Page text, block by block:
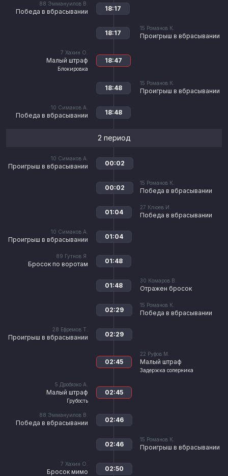
88 Эммануилов В.
Победа в вбрасывании 18:17
15 Романов К.
Проигрыш в вбрасывании
18:17
7 Хахин О.
Малый штраф
Блокировка
18:47
15 Романов К.
Проигрыш в вбрасывании
18:48
10 Симаков А.
Победа в вбрасывании 18:48
2 период
10 Симаков А.
Проигрыш в вбрасывании 00:02
15 Романов К.
Победа в вбрасывании
00:02
27 Клюев И.
Победа в вбрасывании
01:04
10 Симаков А.
Проигрыш в вбрасывании 01:04
89 Гутнов Я.
Бросок по воротам 01:48
30 Комаров В.
Отражен бросок
01:48
15 Романов К.
Победа в вбрасывании
02:29
28 Ефремов Т.
Проигрыш в вбрасывании 02:29
22 Руфов М.
Малый штраф
Задержка соперника
02:45
5 Дробязко А.
Малый штраф
Грубость
02:45
88 Эммануилов В.
Победа в вбрасывании 02:46
15 Романов К.
Проигрыш в вбрасывании
02:46
7 Хахин О.
Бросок мимо 02:50